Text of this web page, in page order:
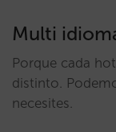
Multi
Porque cada
distinto.
necesites.